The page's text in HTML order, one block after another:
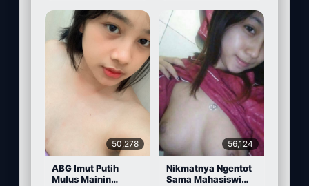
50,278
ABG Imut Putih
Mulus Mainin
56,124
Nikmatnya Ngentot
Sama Mahasiswi